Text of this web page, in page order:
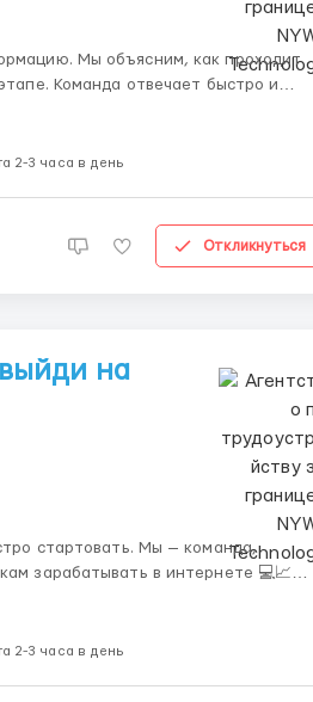
проходит
Команда отвечает быстро и
2-3 часа в день
Откликнуться
на
Мы — команда,
зарабатывать в интернете 💻📈
без опыта и постепенно выйти на
2-3 часа в день